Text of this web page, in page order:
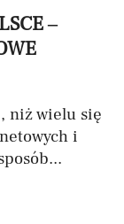
–
niż wielu się
i